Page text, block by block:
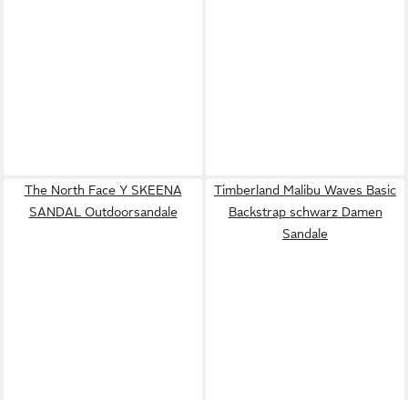
The North Face Y SKEENA
SANDAL Outdoorsandale
Timberland Malibu Waves Basic
Backstrap schwarz Damen
Sandale